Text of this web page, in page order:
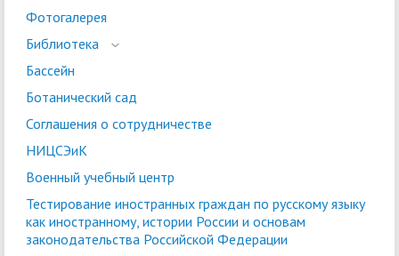
Фотогалерея
Библиотека
Бассейн
Ботанический сад
Соглашения о сотрудничестве
НИЦСЭиК
Военный учебный центр
Тестирование иностранных граждан по русскому языку
как иностранному, истории России и основам
законодательства Российской Федерации